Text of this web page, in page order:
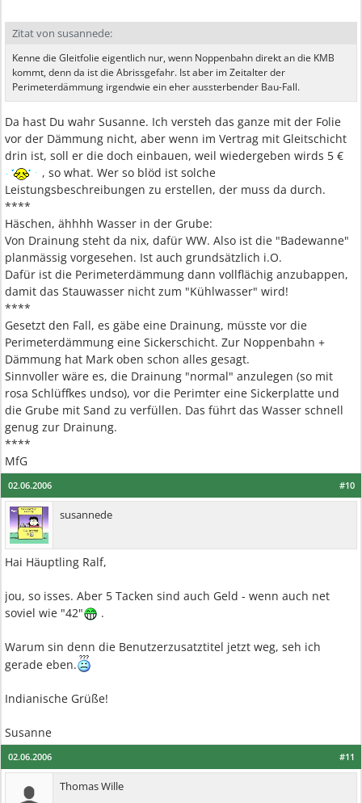
Zitat von susannede:
Kenne die Gleitfolie eigentlich nur, wenn Noppenbahn direkt an die KMB
kommt, denn da ist die Abrissgefahr. Ist aber im Zeitalter der
Perimeterdämmung irgendwie ein eher aussterbender Bau-Fall.
Da hast Du wahr Susanne. Ich versteh das ganze mit der Folie
vor der Dämmung nicht, aber wenn im Vertrag mit Gleitschicht
drin ist, soll er die doch einbauen, weil wiedergeben wirds 5 €
, so what. Wer so blöd ist solche
Leistungsbeschreibungen zu erstellen, der muss da durch.
****
Häschen, ähhhh Wasser in der Grube:
Von Drainung steht da nix, dafür WW. Also ist die "Badewanne"
planmässig vorgesehen. Ist auch grundsätzlich i.O.
Dafür ist die Perimeterdämmung dann vollflächig anzubappen,
damit das Stauwasser nicht zum "Kühlwasser" wird!
****
Gesetzt den Fall, es gäbe eine Drainung, müsste vor die
Perimeterdämmung eine Sickerschicht. Zur Noppenbahn +
Dämmung hat Mark oben schon alles gesagt.
Sinnvoller wäre es, die Drainung "normal" anzulegen (so mit
rosa Schlüffkes undso), vor die Perimter eine Sickerplatte und
die Grube mit Sand zu verfüllen. Das führt das Wasser schnell
genug zur Drainung.
****
MfG
#10
02.06.2006
susannede
Hai Häuptling Ralf,
jou, so isses. Aber 5 Tacken sind auch Geld - wenn auch net
soviel wie "42"
.
Warum sin denn die Benutzerzusatztitel jetzt weg, seh ich
gerade eben.
Indianische Grüße!
Susanne
#11
02.06.2006
Thomas Wille